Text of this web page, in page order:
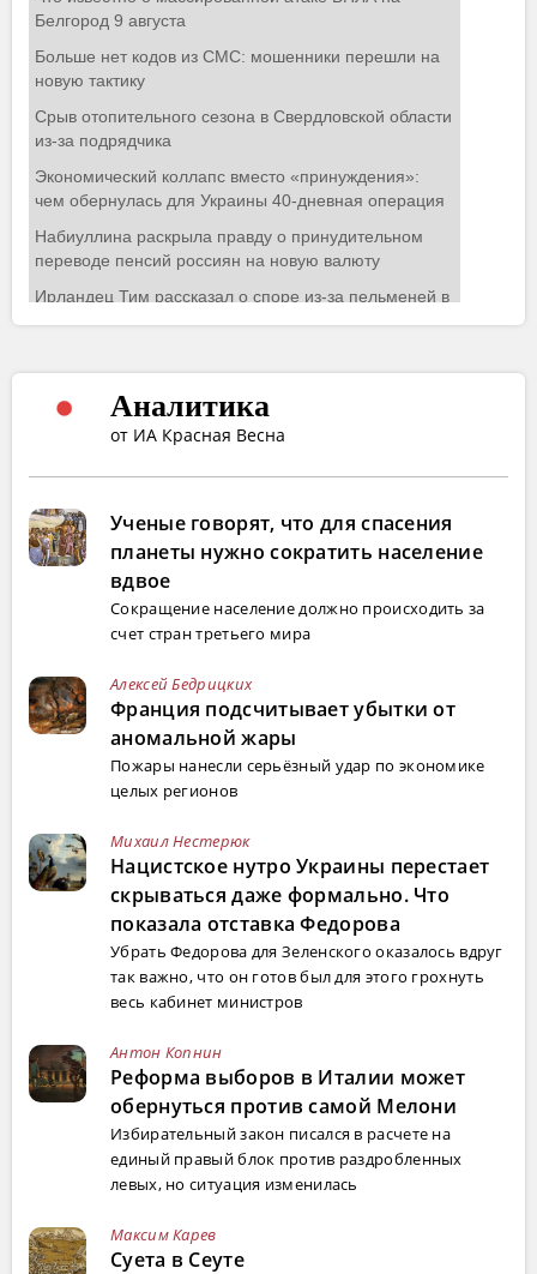
Аналитика
от ИА Красная Весна
Ученые говорят, что для спасения
планеты нужно сократить население
вдвое
Сокращение население должно происходить за
счет стран третьего мира
Алексей Бедрицких
Франция подсчитывает убытки от
аномальной жары
Пожары нанесли серьёзный удар по экономике
целых регионов
Михаил Нестерюк
Нацистское нутро Украины перестает
скрываться даже формально. Что
показала отставка Федорова
Убрать Федорова для Зеленского оказалось вдруг
так важно, что он готов был для этого грохнуть
весь кабинет министров
Антон Копнин
Реформа выборов в Италии может
обернуться против самой Мелони
Избирательный закон писался в расчете на
единый правый блок против раздробленных
левых, но ситуация изменилась
Максим Карев
Суета в Сеуте